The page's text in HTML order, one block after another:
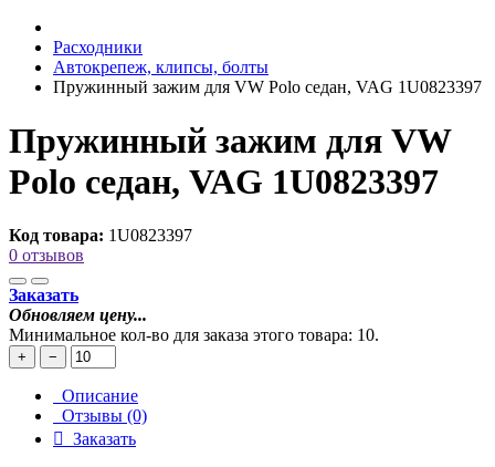
Расходники
Автокрепеж, клипсы, болты
Пружинный зажим для VW Polo седан, VAG 1U0823397
Пружинный зажим для VW
Polo седан, VAG 1U0823397
Код товара: 1U0823397
0 отзывов
Заказать
Обновляем цену...
Минимальное кол-во для заказа этого товара: 10.
+ −
Описание
Отзывы (0)
Заказать